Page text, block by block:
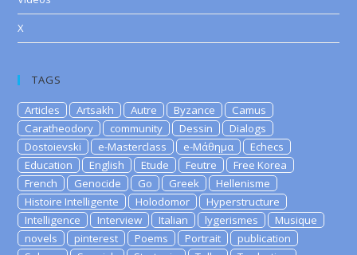
X
TAGS
Articles Artsakh Autre Byzance
Camus
Caratheodory
community Dessin
Dialogs
Dostoievski
e-Masterclass e-Μάθημα
Echecs
Education
English Etude Feutre
Free Korea
French
Genocide Go Greek
Hellenisme
Histoire Intelligente
Holodomor
Hyperstructure
Intelligence
Interview Italian lygerismes
Musique
novels
pinterest Poems Portrait
publication